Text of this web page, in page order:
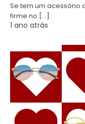
Se tem um acessório
firme no […]
1 ano atrás